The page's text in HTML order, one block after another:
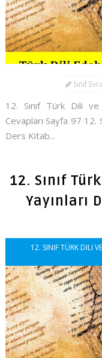
Sınıf
12. Sınıf Türk Dili ve
Cevapları Sayfa 97 12.
Ders Kitab...
12. Sınıf
Yayınları
12. SINIF TÜRK DILI